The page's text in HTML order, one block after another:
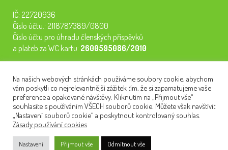
IČ: 22720936
Číslo účtu.: 2118787389/0800
Číslo účtu pro úhradu členských příspěvků
a plateb za WC kartu: 2600595086/2010
semináře, konferenci, plavbu na lodi a WC kartu. Z peněz
tiskneme odborné publikace pro pacienty.
NEWSLETTER
Na našich webových stránkách používáme soubory cookie, abychom
vám poskytli co nejrelevantnější zážitek tím, že si zapamatujeme vaše
preference a opakované návštěvy. Kliknutím na „Přijmout vše“
souhlasíte s používáním VŠECH souborů cookie. Můžete však navštívit
„Nastavení souborů cookie“ a poskytnout kontrolovaný souhlas.
Zásady používání cookies
Nastavení Přijmout vše Odmítnout vše